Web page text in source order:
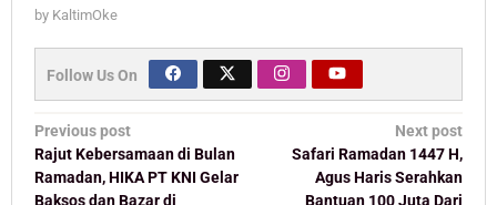
by KaltimOke
Follow Us On
Post
navigation
Previous post
Rajut Kebersamaan di Bulan
Ramadan, HIKA PT KNI Gelar
Baksos dan Bazar di
Next post
Safari Ramadan 1447 H,
Agus Haris Serahkan
Bantuan 100 Juta Dari